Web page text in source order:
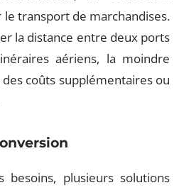
le transport de marchandises.
la distance entre deux ports
aériens, la moindre
coûts supplémentaires ou
besoins, plusieurs solutions